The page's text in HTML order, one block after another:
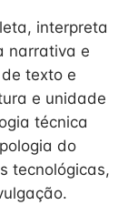
interpreta
narrativa e
texto e
e unidade
técnica
do
tecnológicas,